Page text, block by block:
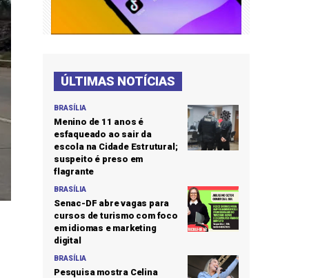
ÚLTIMAS NOTÍCIAS
BRASÍLIA
Menino de 11 anos é
esfaqueado ao sair da
escola na Cidade Estrutural;
suspeito é preso em
flagrante
BRASÍLIA
Senac-DF abre vagas para
cursos de turismo com foco
em idiomas e marketing
digital
BRASÍLIA
Pesquisa mostra Celina